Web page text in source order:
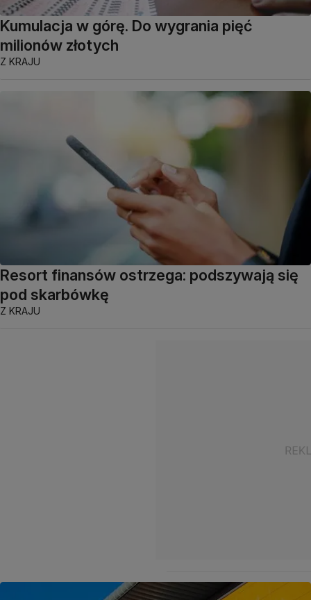
Kumulacja w górę. Do wygrania pięć
milionów złotych
Z KRAJU
Resort finansów ostrzega: podszywają się
pod skarbówkę
Z KRAJU